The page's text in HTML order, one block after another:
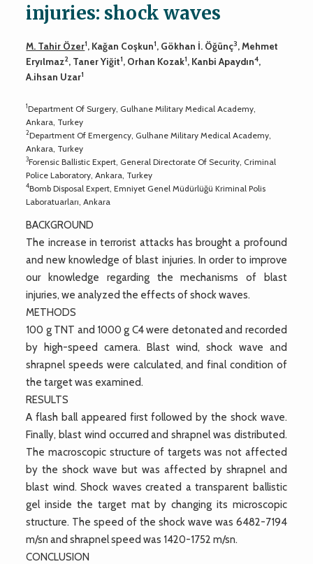
injuries: shock waves
M. Tahir Özer1, Kağan Coşkun1, Gökhan İ. Öğünç3, Mehmet
Eryılmaz2, Taner Yiğit1, Orhan Kozak1, Kanbi Apaydın4,
A.ihsan Uzar1
1Department Of Surgery, Gulhane Military Medical Academy,
Ankara, Turkey
2Department Of Emergency, Gulhane Military Medical Academy,
Ankara, Turkey
3Forensic Ballistic Expert, General Directorate Of Security, Criminal
Police Laboratory, Ankara, Turkey
4Bomb Disposal Expert, Emniyet Genel Müdürlüğü Kriminal Polis
Laboratuarları, Ankara
BACKGROUND
The increase in terrorist attacks has brought a profound
and new knowledge of blast injuries. In order to improve
our knowledge regarding the mechanisms of blast
injuries, we analyzed the effects of shock waves.
METHODS
100 g TNT and 1000 g C4 were detonated and recorded
by high-speed camera. Blast wind, shock wave and
shrapnel speeds were calculated, and final condition of
the target was examined.
RESULTS
A flash ball appeared first followed by the shock wave.
Finally, blast wind occurred and shrapnel was distributed.
The macroscopic structure of targets was not affected
by the shock wave but was affected by shrapnel and
blast wind. Shock waves created a transparent ballistic
gel inside the target mat by changing its microscopic
structure. The speed of the shock wave was 6482-7194
m/sn and shrapnel speed was 1420-1752 m/sn.
CONCLUSION